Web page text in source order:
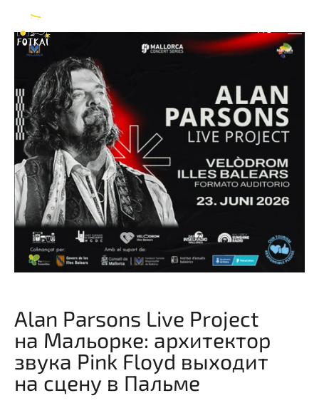
Alan Parsons Live Project
на Мальорке: архитектор
звука Pink Floyd выходит
на сцену в Пальме